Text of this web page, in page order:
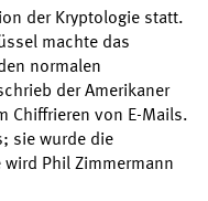
der Kryptologie statt.
machte das
normalen
der Amerikaner
Chiffrieren von E-Mails.
sie wurde die
Phil Zimmermann